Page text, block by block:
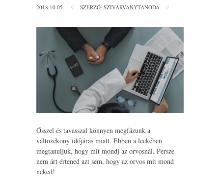
2018.10.05. // SZERZŐ: SZIVARVANYTANODA //
Ősszel és tavasszal könnyen megfázunk a
változékony időjárás miatt. Ebben a leckében
megtanuljuk, hogy mit mondj az orvosnál. Persze
nem árt értened azt sem, hogy az orvos mit mond
neked!